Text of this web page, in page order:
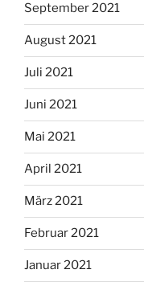
September 2021
August 2021
Juli 2021
Juni 2021
Mai 2021
April 2021
März 2021
Februar 2021
Januar 2021